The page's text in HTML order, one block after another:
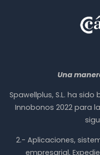
Una
Spawellplus, S.L. ha
Innobonos 2022 para
2.- Aplicaciones,
empresarial,